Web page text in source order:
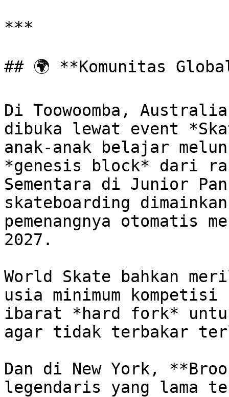
***
## 🌍 **Komunitas
Di Toowoomba,
dibuka lewat event
anak-anak belajar
*genesis block* dari
Sementara di Junior
skateboarding
pemenangnya otomatis
2027.
World Skate bahkan
usia minimum
ibarat *hard fork* untuk
agar tidak terbakar
Dan di New York,
legendaris yang lama